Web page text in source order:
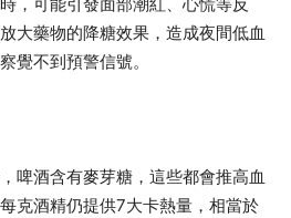
，可能引發面部潮紅、心慌等反
大藥物的降糖效果，造成夜間低血
覺不到預警信號。
啤酒含有麥芽糖，這些都會推高血
克酒精仍提供7大卡熱量，相當於